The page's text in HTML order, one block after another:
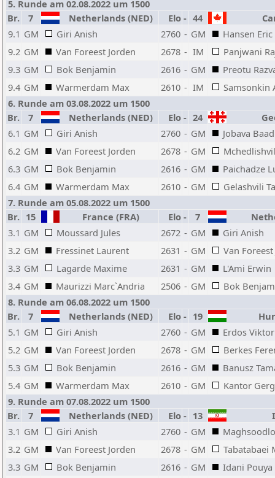
5. Runde am 02.08.2022 um 1500
Br.
7 Netherlands (NED) Elo - 44
9.1 GM Giri Anish 2760 - GM
Hansen Eric
9.2 GM Van Foreest Jorden 2678 - IM
Panjwani
9.3 GM Bok Benjamin 2616 - GM
Preotu
9.4 GM Warmerdam Max 2610 - IM
Samsonkin
6. Runde am 03.08.2022 um 1500
Br.
7 Netherlands (NED) Elo - 24
6.1 GM Giri Anish 2760 - GM
Jobava
6.2 GM Van Foreest Jorden 2678 - GM
6.3 GM Bok Benjamin 2616 - GM
Paichadze
6.4 GM Warmerdam Max 2610 - GM
Gelashvili
7. Runde am 05.08.2022 um 1500
Br. 15 France (FRA) Elo - 7
3.1 GM Moussard Jules 2672 - GM
Giri Anish
3.2 GM Fressinet Laurent 2631 - GM
Van
3.3 GM Lagarde Maxime 2631 - GM
L'Ami Erwin
3.4 GM Maurizzi Marc`Andria 2506 - GM
Bok
8. Runde am 06.08.2022 um 1500
Br.
7 Netherlands (NED) Elo - 19
5.1 GM Giri Anish 2760 - GM
Erdos Viktor
5.2 GM Van Foreest Jorden 2678 - GM
Berkes
5.3 GM Bok Benjamin 2616 - GM
Banusz
5.4 GM Warmerdam Max 2610 - GM
Kantor
9. Runde am 07.08.2022 um 1500
Br.
7 Netherlands (NED) Elo - 13
3.1 GM Giri Anish 2760 - GM
3.2 GM Van Foreest Jorden 2678 - GM
Tabatabaei
3.3 GM Bok Benjamin 2616 - GM
Idani Pouya